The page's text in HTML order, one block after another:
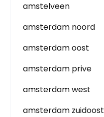
amstelveen
amsterdam noord
amsterdam oost
amsterdam prive
amsterdam west
amsterdam zuidoost